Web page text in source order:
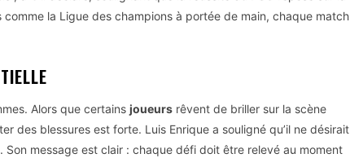
la Ligue des champions à portée de main, chaque match
Alors que certains joueurs rêvent de briller sur la scène
des blessures est forte. Luis Enrique a souligné qu’il ne désirait
message est clair : chaque défi doit être relevé au moment